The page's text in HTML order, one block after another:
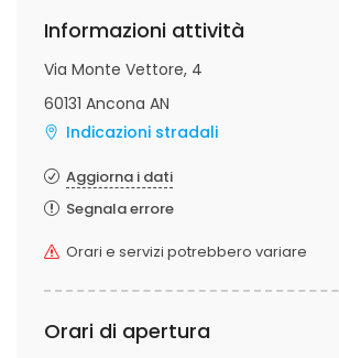
Informazioni attività
Via Monte Vettore, 4
60131 Ancona AN
Indicazioni stradali
Aggiorna i dati
Segnala errore
Orari e servizi potrebbero variare
Orari di apertura